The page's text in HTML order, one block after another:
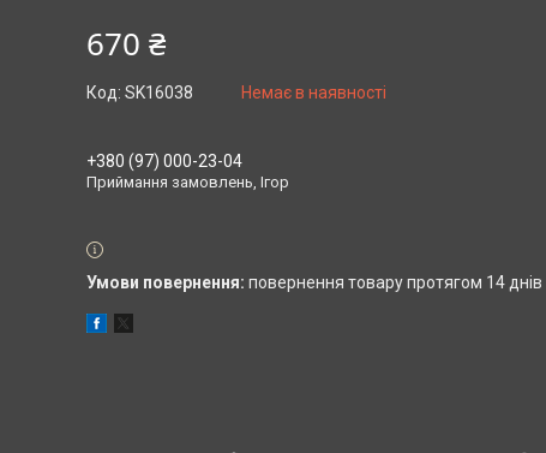
670 ₴
Немає в наявності
Код: SK16038
+380 (97) 000-23-04
Приймання замовлень, Ігор
повернення товару протягом 14 днів